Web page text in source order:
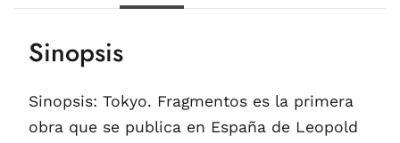
Sinopsis
Sinopsis: Tokyo. Fragmentos es la primera
obra que se publica en España de Leopold